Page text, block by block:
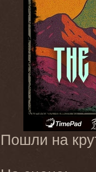
Пошли на